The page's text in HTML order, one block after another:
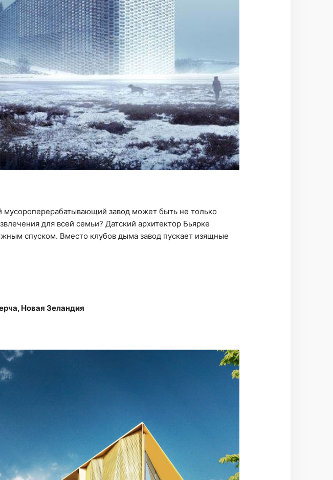
мусороперерабатывающий завод может быть не только
для всей семьи? Датский архитектор Бьярке
спуском. Вместо клубов дыма завод пускает изящные
Новая Зеландия